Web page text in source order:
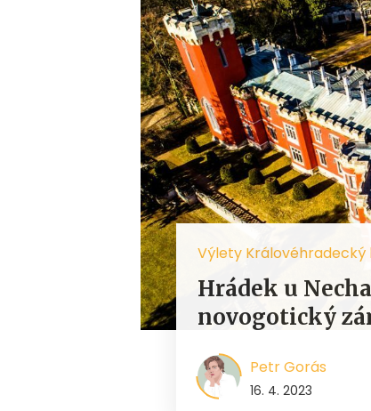
Výlety Královéhradecký
Hrádek u
novogotický
Petr Gorás
16. 4. 2023